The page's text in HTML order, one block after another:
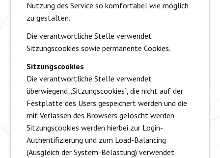
Nutzung des Service so komfortabel wie möglich
zu gestalten.
Die verantwortliche Stelle verwendet
Sitzungscookies sowie permanente Cookies.
Sitzungscookies
Die verantwortliche Stelle verwendet
überwiegend „Sitzungscookies“, die nicht auf der
Festplatte des Users gespeichert werden und die
mit Verlassen des Browsers gelöscht werden.
Sitzungscookies werden hierbei zur Login-
Authentifizierung und zum Load-Balancing
(Ausgleich der System-Belastung) verwendet.